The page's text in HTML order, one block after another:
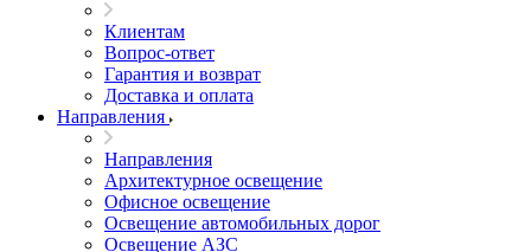
Клиентам
Вопрос-ответ
Гарантия и возврат
Доставка и оплата
Направления
Направления
Архитектурное освещение
Офисное освещение
Освещение автомобильных дорог
Освещение АЗС